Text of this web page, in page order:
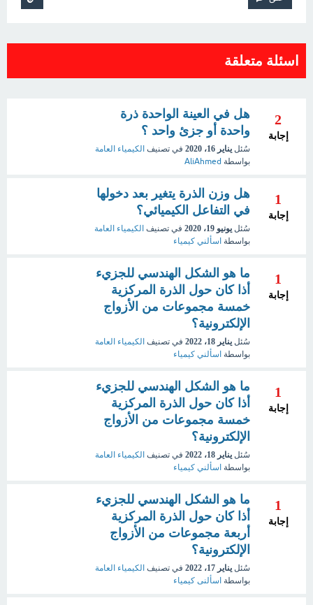
اسئلة متعلقة
2
إجابة
هل في العينة الواحدة ذرة
واحدة أو جزئ واحد ؟
سُئل يناير 16، 2020 في تصنيف الكيمياء العامة
بواسطة AliAhmed
1
إجابة
هل وزن الذرة يتغير بعد دخولها
في التفاعل الكيميائي؟
سُئل يونيو 19، 2020 في تصنيف الكيمياء العامة
بواسطة اسألني كيمياء
1
إجابة
ما هو الشكل الهندسي للجزيء
أذا كان حول الذرة المركزية
خمسة مجموعات من الأزواج
الإلكترونية؟
سُئل يناير 18، 2022 في تصنيف الكيمياء العامة
بواسطة اسألني كيمياء
1
إجابة
ما هو الشكل الهندسي للجزيء
أذا كان حول الذرة المركزية
خمسة مجموعات من الأزواج
الإلكترونية؟
سُئل يناير 18، 2022 في تصنيف الكيمياء العامة
بواسطة اسألني كيمياء
1
إجابة
ما هو الشكل الهندسي للجزيء
أذا كان حول الذرة المركزية
أربعة مجموعات من الأزواج
الإلكترونية؟
سُئل يناير 17، 2022 في تصنيف الكيمياء العامة
بواسطة اسألنى كيمياء